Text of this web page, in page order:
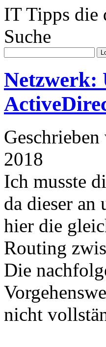
IT Tipps die
Suche
Netzwerk:
Geschrieben
2018
Ich musste
da dieser an
hier die
Routing
Die
nicht